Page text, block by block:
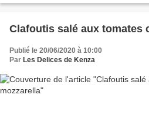
Clafoutis salé aux tomates
Publié le 20/06/2020 à 10:00
Par Les Delices de Kenza